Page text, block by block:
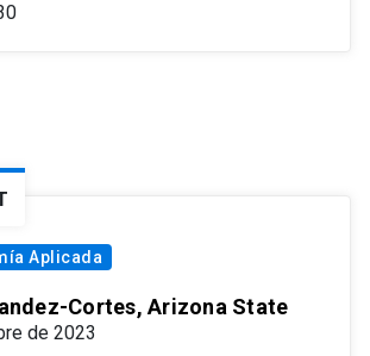
Aplicada
Cortes, Arizona State
de 2023